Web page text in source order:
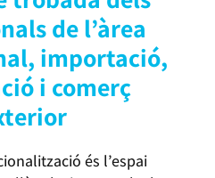
de l’àrea
importació,
i comerç
és l’espai